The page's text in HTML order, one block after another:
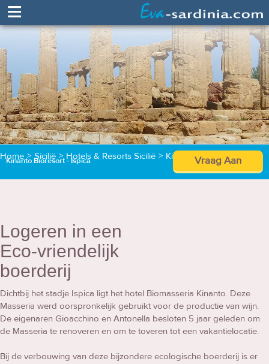
≡
Home > Sicilië > Hotels & Resorts Sicilië > Kinanto Bioresort
Kinanto Bioresort - Ispica Vraag Aan
Logeren in een
Eco-vriendelijk
boerderij
Dichtbij het stadje Ispica ligt het hotel Biomasseria Kinanto. Deze
Masseria werd oorspronkelijk gebruikt voor de productie van wijn.
De eigenaren Gioacchino en Antonella besloten 5 jaar geleden om
de Masseria te renoveren en om te toveren tot een vakantielocatie.
Bij de verbouwing van deze bijzondere ecologische boerderij is er